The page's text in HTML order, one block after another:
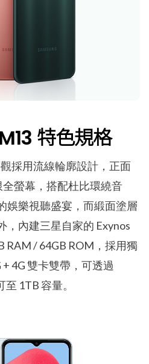
特色規格
採用流線輪廓設計，正面
全螢幕，搭配杜比環繞音
娛樂視聽盛宴，而緞面塗層
，內建三星自家的 Exynos
RAM / 64GB ROM，採用獨
4G 雙卡雙帶，可透過
1TB 容量。